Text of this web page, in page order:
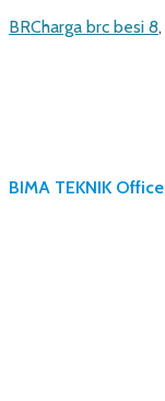
Categories
BRCTags
harga brc besi 8,
BIMA TEKNIK Office